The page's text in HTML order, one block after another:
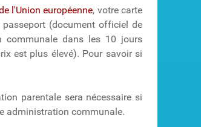
l'Union européenne, votre carte
(document officiel de
communale dans les 10 jours
est plus élevé). Pour savoir si
parentale sera nécessaire si
administration communale.